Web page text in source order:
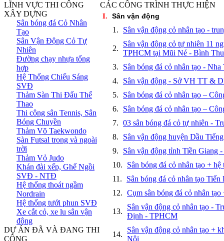
LĨNH VỰC THI CÔNG
XÂY DỰNG
Sân bóng đá Cỏ Nhân
Tạo
Sân Vận Động Cỏ Tự
Nhiên
Đường chạy nhựa tổng
hợp
Hệ Thống Chiếu Sáng
SVĐ
Thảm Sàn Thi Đấu Thể
Thao
Thi công sân Tennis, Sân
Bóng Chuyền
Thảm Võ Taekwondo
Sàn Futsal trong và ngoài
trời
Thảm Vỏ Judo
Khán đài xếp, Ghế Ngồi
SVĐ - NTĐ
Hệ thống thoát ngầm
Nordrain
Hệ thống tưới phun SVĐ
Xe cắt cỏ, xe lu sân vận
động
DỰ ÁN ĐÃ VÀ ĐANG THI
CÔNG
CÁC CÔNG TRÌNH THỰC HIỆN
I. Sân vận động
1. Sân vận động cỏ nhân tạo -
2.
Sân vận động cỏ tự nhiên 11
TPHCM tại Mũi Né - Bình
3.
Sân bóng đá cỏ nhân tạo -
4.
Sân vận động - Sở VH TT &
5.
Sân bóng đá cỏ nhân tạo –
6.
Sân bóng đá cỏ nhân tạo –
7. 03 sân bóng đá cỏ tự nhiên -
8.
Sân vận động huyện Dầu
9.
Sân vận động tỉnh Tiền Giang
10.
Sân bóng đá cỏ nhân tạo +
11.
Sân bóng đá cỏ nhân tạo
12. Cụm sân bóng đá cỏ nhân
13.
Sân vận động cỏ nhân tạo -
Định - TPHCM
14.
Sân vận động cỏ nhân tạo +
Nội